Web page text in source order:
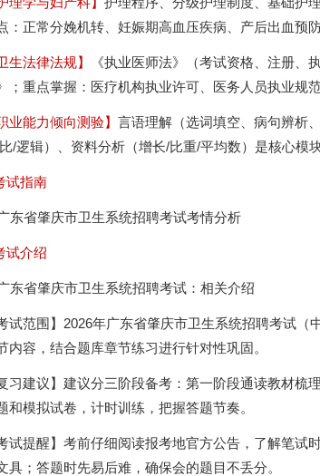
：正常分娩机转、妊娠期高血压疾病、产后出血预防
生法律法规】
《执业医师法》（考试资格、注册
；重点掌握：医疗机构执业许可、医务人员执业规
业能力倾向测验】 言语理解（选词填空、病句辨析
/逻辑）、资料分析（增长/比重/平均数）是核心模
试指南
东省肇庆市卫生系统招聘考试考情分析
试介绍
东省肇庆市卫生系统招聘考试：相关介绍
考试范围】2026年广东省肇庆市卫生系统招聘考试
内容，结合题库章节练习进行针对性巩固。
复习建议】建议分三阶段备考：第一阶段通读教材
和模拟试卷，计时训练，把握答题节奏。
考试提醒】考前仔细阅读报考地官方公告，了解笔
具；答题时先易后难，确保会的题目不丢分。